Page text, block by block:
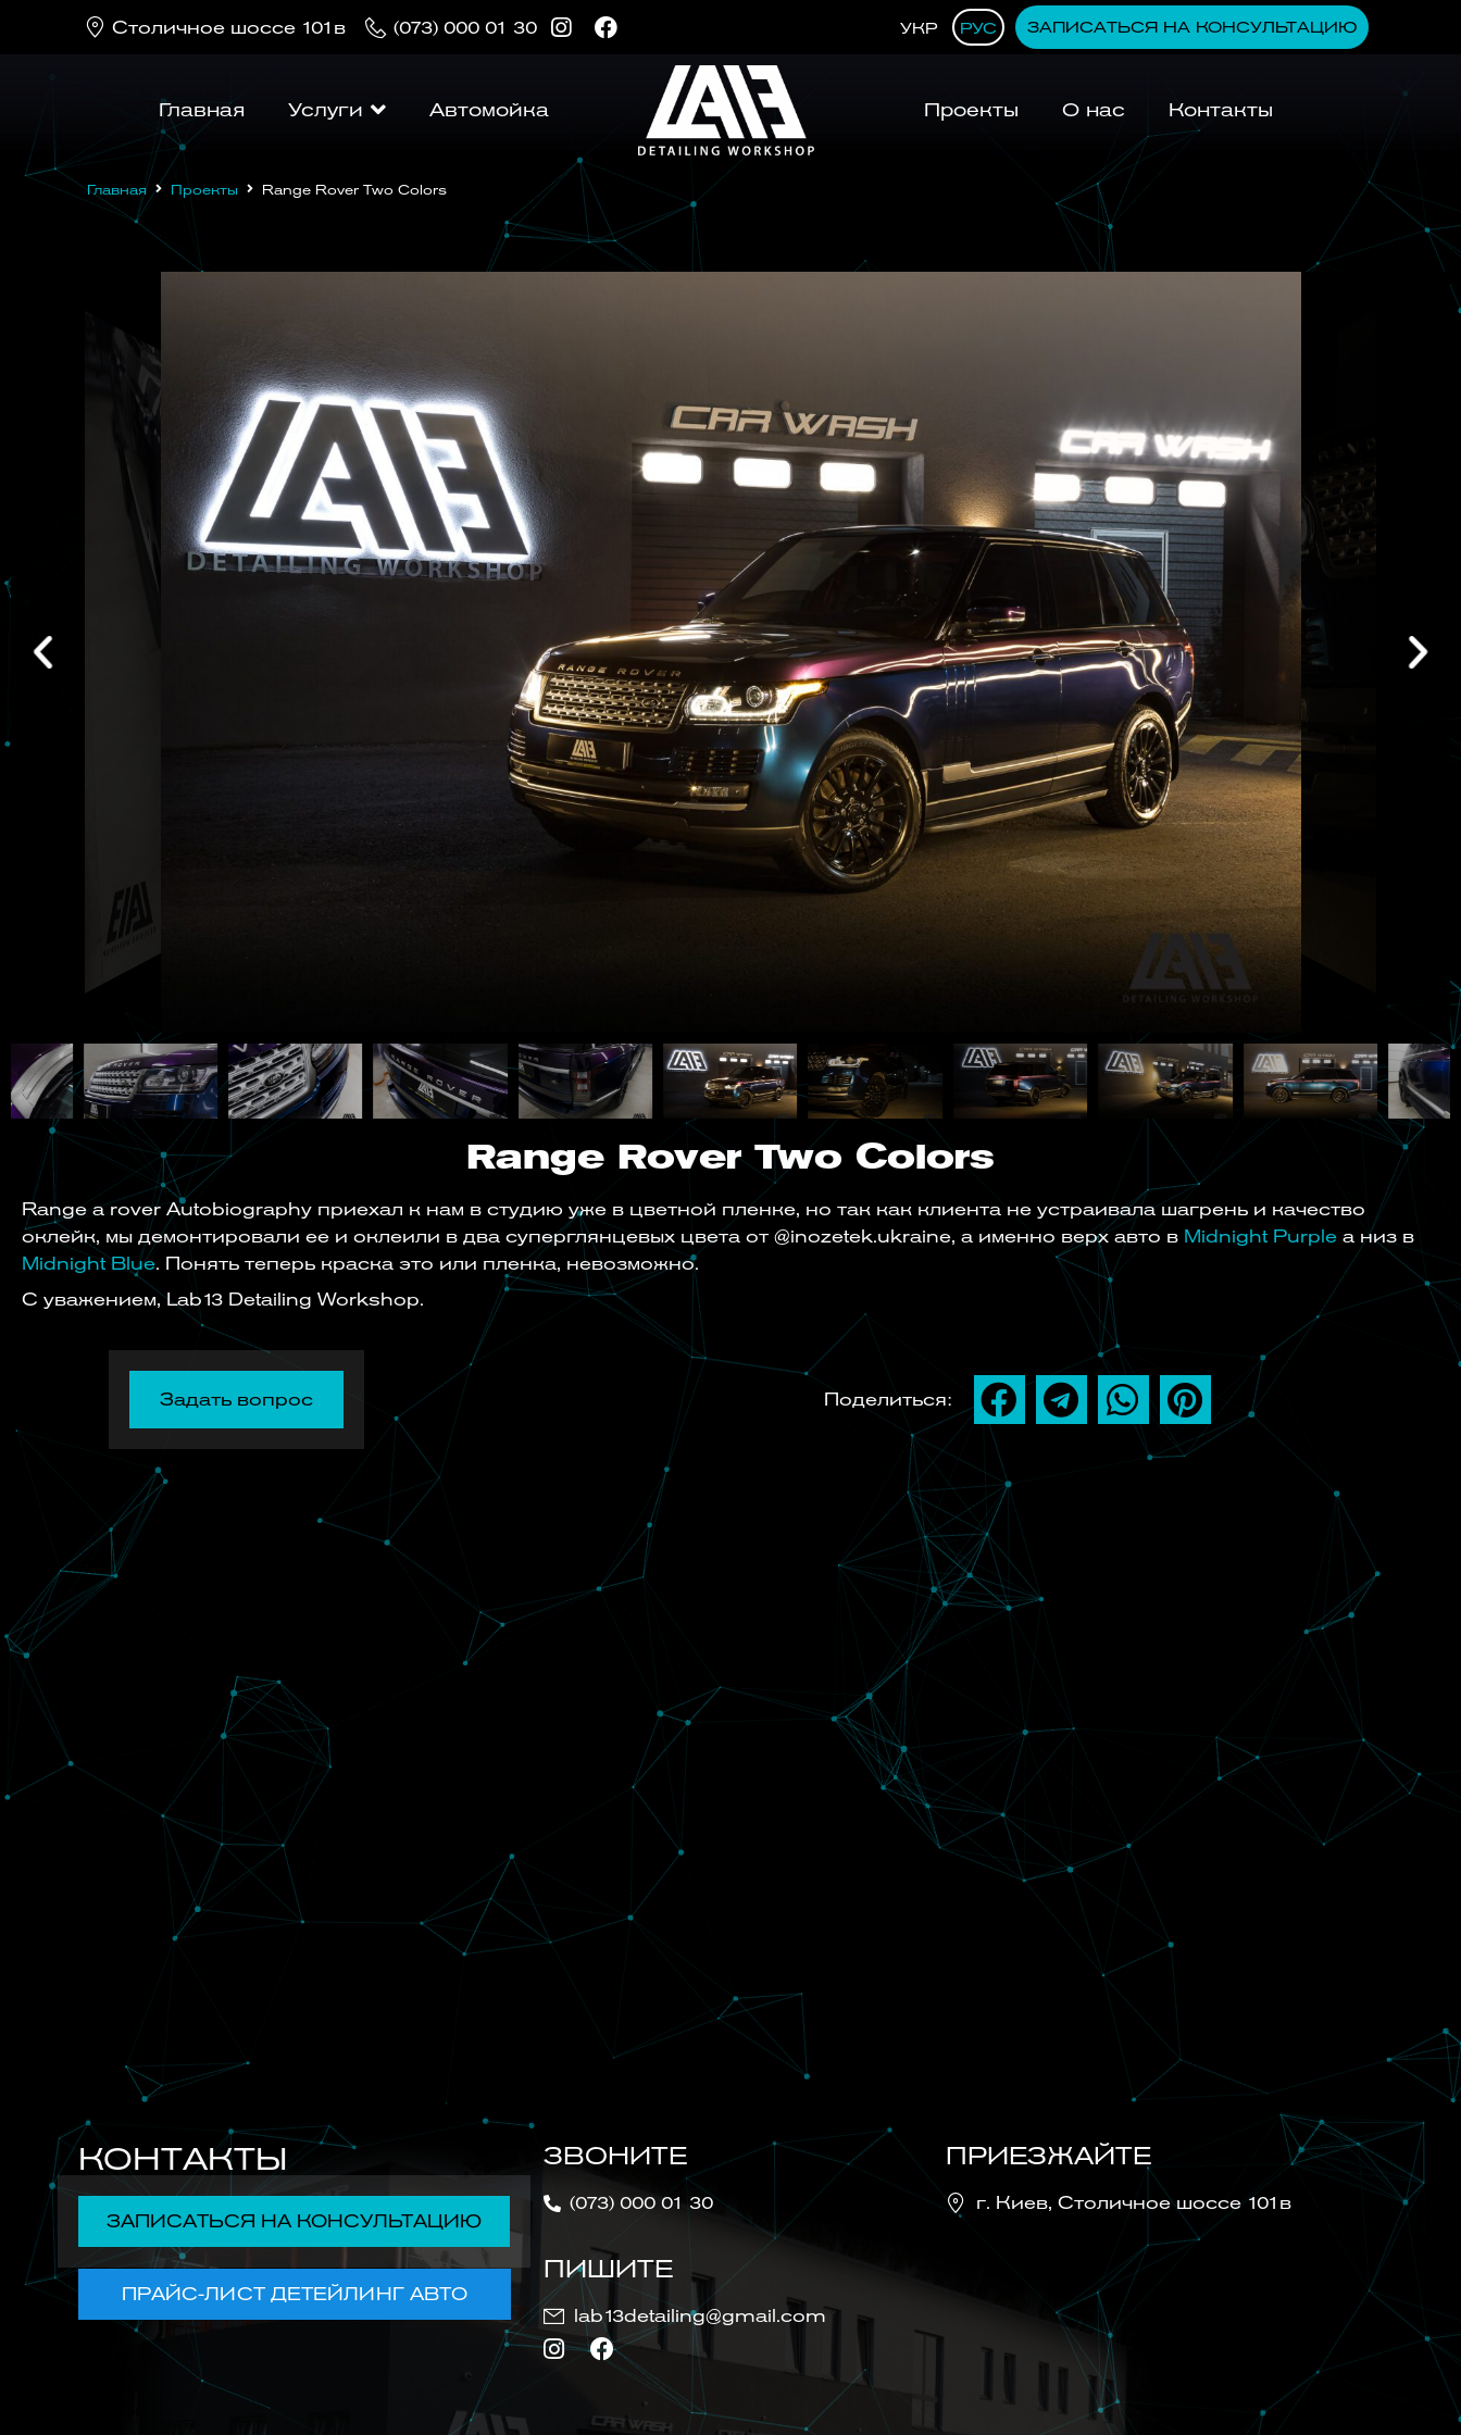
Cтоличное шоссе 101в (073) 000 01 30 УКР РУС ЗАПИСАТЬСЯ НА КОНСУЛЬТАЦИЮ
Главная Услуги Автомойка Проекты О нас Контакты
Главная Проекты Range Rover Two Colors
Range Rover Two Colors
Range a rover Autobiography приехал к нам в студию уже в цветной пленке, но так как клиента не устраивала шагрень и качество
оклейк, мы демонтировали ее и оклеили в два суперглянцевых цвета от @inozetek.ukraine, а именно верх авто в Midnight Purple а низ в
Midnight Blue. Понять теперь краска это или пленка, невозможно.
С уважением, Lab13 Detailing Workshop.
Задать вопрос Поделиться:
КОНТАКТЫ
ЗАПИСАТЬСЯ НА КОНСУЛЬТАЦИЮ
ПРАЙС-ЛИСТ ДЕТЕЙЛИНГ АВТО
ЗВОНИТЕ
(073) 000 01 30
ПИШИТЕ
lab13detailing@gmail.com
ПРИЕЗЖАЙТЕ
г. Киев, Cтоличное шоссе 101в